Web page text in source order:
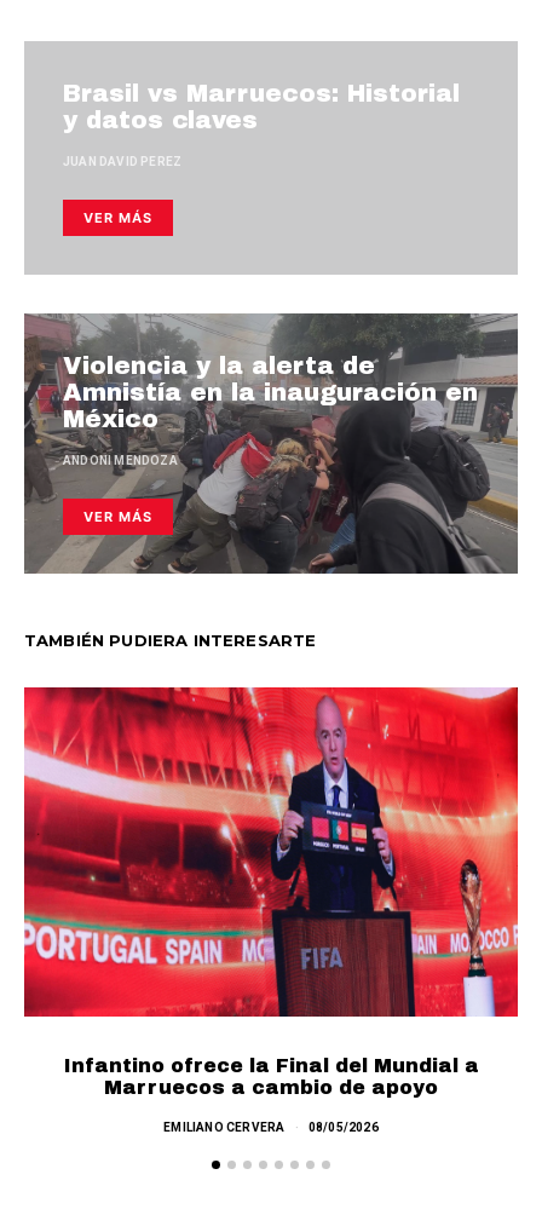
Brasil vs Marruecos: Historial
y datos claves
JUAN DAVID PEREZ
VER MÁS
Violencia y la alerta de
Amnistía en la inauguración en
México
ANDONI MENDOZA
VER MÁS
TAMBIÉN PUDIERA INTERESARTE
Infantino ofrece la Final del Mundial a
Marruecos a cambio de apoyo
EMILIANO CERVERA 08/05/2026